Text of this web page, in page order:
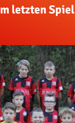
letzten Spiel